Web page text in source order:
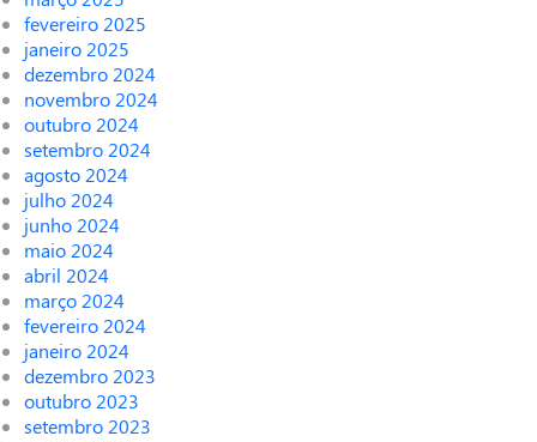
fevereiro 2025
janeiro 2025
dezembro 2024
novembro 2024
outubro 2024
setembro 2024
agosto 2024
julho 2024
junho 2024
maio 2024
abril 2024
março 2024
fevereiro 2024
janeiro 2024
dezembro 2023
outubro 2023
setembro 2023